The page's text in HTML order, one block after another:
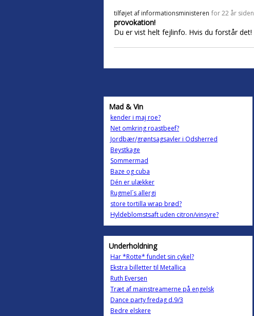
tilføjet af informationsministeren for 22 år siden
provokation!
Du er vist helt fejlinfo. Hvis du forstår det!
Mad & Vin
kender i maj roe?
Net omkring roastbeef?
Jordbær/grøntsagsavler i Odsherred
Beystkage
Sommermad
Baze og cuba
Dén er ulækker
Rugmel´s allergi
store tortilla wrap brød?
Hyldeblomstsaft uden citron/vinsyre?
Underholdning
Har *Rotte* fundet sin cykel?
Ekstra billetter til Metallica
Ruth Eversen
Træt af mainstreamerne på engelsk
Dance party fredag d.9/3
Bedre elskere